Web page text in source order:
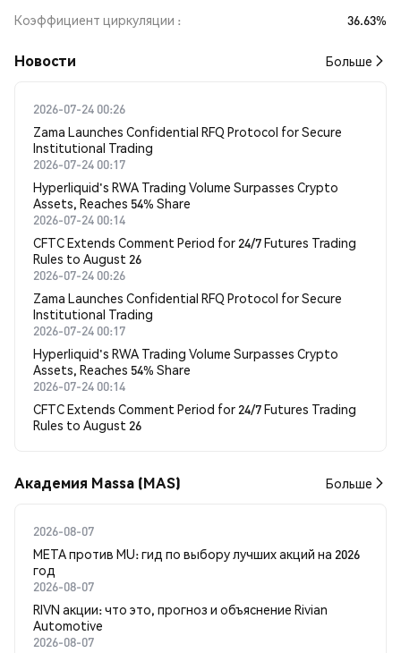
Коэффициент циркуляции
36.63%
Новости Больше
2026-07-24 00:26
Zama Launches Confidential RFQ Protocol for Secure
Institutional Trading
2026-07-24 00:17
Hyperliquid's RWA Trading Volume Surpasses Crypto
Assets, Reaches 54% Share
2026-07-24 00:14
CFTC Extends Comment Period for 24/7 Futures Trading
Rules to August 26
2026-07-24 00:26
Zama Launches Confidential RFQ Protocol for Secure
Institutional Trading
2026-07-24 00:17
Hyperliquid's RWA Trading Volume Surpasses Crypto
Assets, Reaches 54% Share
2026-07-24 00:14
CFTC Extends Comment Period for 24/7 Futures Trading
Rules to August 26
Академия Massa (MAS) Больше
2026-08-07
META против MU: гид по выбору лучших акций на 2026
год
2026-08-07
RIVN акции: что это, прогноз и объяснение Rivian
Automotive
2026-08-07